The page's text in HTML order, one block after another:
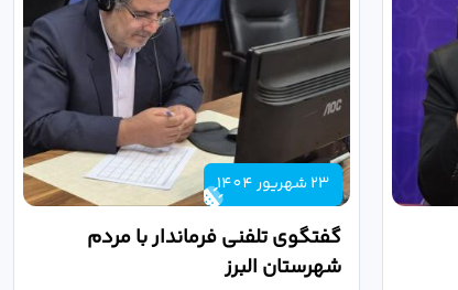
23 شهریور 1404
گفتگوی تلفنی فرماندار با مردم
شهرستان البرز